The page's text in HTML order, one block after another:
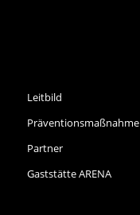
Leitbild
Präventionsmaßnahme
Partner
Gaststätte ARENA